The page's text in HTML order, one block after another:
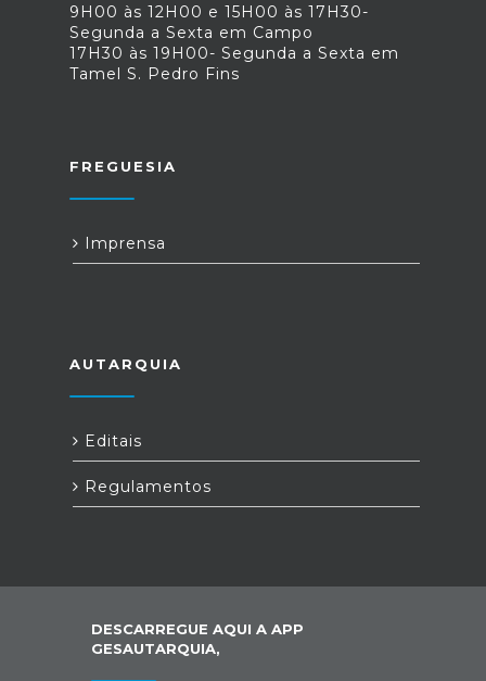
9H00 às 12H00 e 15H00 às 17H30-
Segunda a Sexta em Campo
17H30 às 19H00- Segunda a Sexta em
Tamel S. Pedro Fins
FREGUESIA
Imprensa
AUTARQUIA
Editais
Regulamentos
DESCARREGUE AQUI A APP
GESAUTARQUIA,